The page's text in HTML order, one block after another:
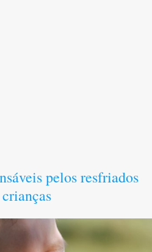
pelos resfriados